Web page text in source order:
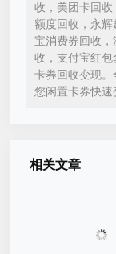
收，美团卡回
额度回收，永
宝消费券回收
收，支付宝红
卡券回收变现
您闲置卡券快速
相关文章